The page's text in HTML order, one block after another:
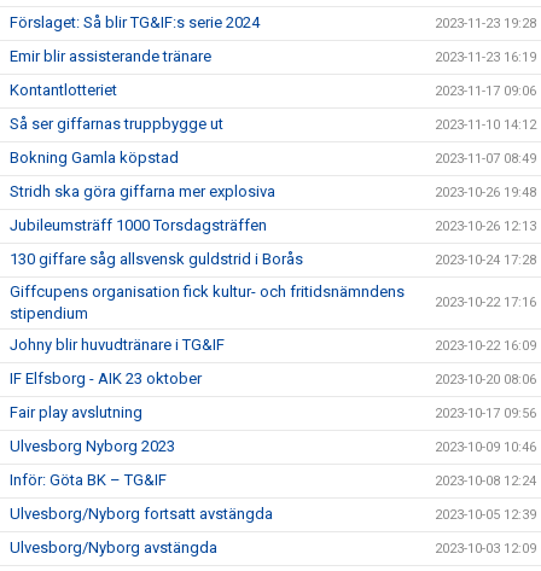
Förslaget: Så blir TG&IF:s serie 2024 2023-11-23 19:28
Emir blir assisterande tränare 2023-11-23 16:19
Kontantlotteriet 2023-11-17 09:06
Så ser giffarnas truppbygge ut 2023-11-10 14:12
Bokning Gamla köpstad 2023-11-07 08:49
Stridh ska göra giffarna mer explosiva 2023-10-26 19:48
Jubileumsträff 1000 Torsdagsträffen 2023-10-26 12:13
130 giffare såg allsvensk guldstrid i Borås 2023-10-24 17:28
Giffcupens organisation fick kultur- och fritidsnämndens
stipendium
2023-10-22 17:16
Johny blir huvudtränare i TG&IF 2023-10-22 16:09
IF Elfsborg - AIK 23 oktober 2023-10-20 08:06
Fair play avslutning 2023-10-17 09:56
Ulvesborg Nyborg 2023 2023-10-09 10:46
Inför: Göta BK – TG&IF 2023-10-08 12:24
Ulvesborg/Nyborg fortsatt avstängda 2023-10-05 12:39
Ulvesborg/Nyborg avstängda 2023-10-03 12:09